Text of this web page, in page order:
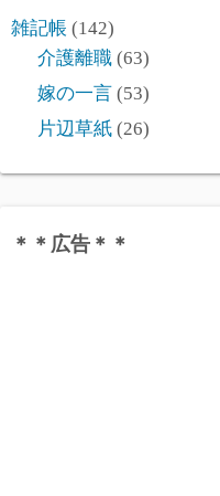
雑記帳 (142)
介護離職 (63)
嫁の一言 (53)
片辺草紙 (26)
＊＊広告＊＊